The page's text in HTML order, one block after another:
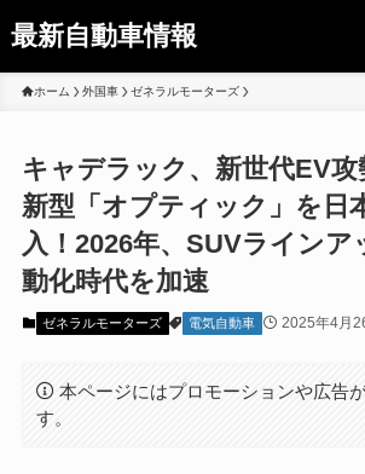
最新自動車情報
ホーム 外国車 ゼネラルモーターズ
キャデラック、新世代EV
新型「オプティック」を日
入！2026年、SUVラインア
動化時代を加速
ゼネラルモーターズ 電気自動車 2025年4月
本ページにはプロモーションや広告
す。